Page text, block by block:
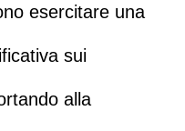
esercitare una
sui
alla